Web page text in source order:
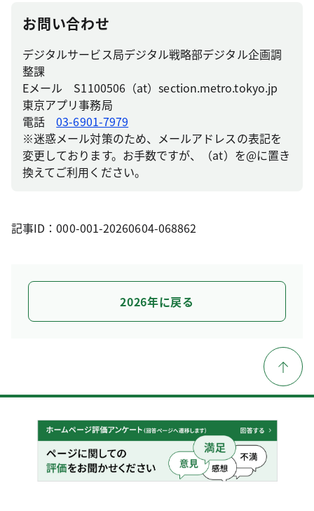
お問い合わせ
デジタルサービス局デジタル戦略部デジタル企画調
整課
Eメール S1100506（at）section.metro.tokyo.jp
東京アプリ事務局
電話03-6901-7979
※迷惑メール対策のため、メールアドレスの表記を
変更しております。お手数ですが、（at）を@に置き
換えてご利用ください。
記事ID：000-001-20260604-068862
2026年に戻る